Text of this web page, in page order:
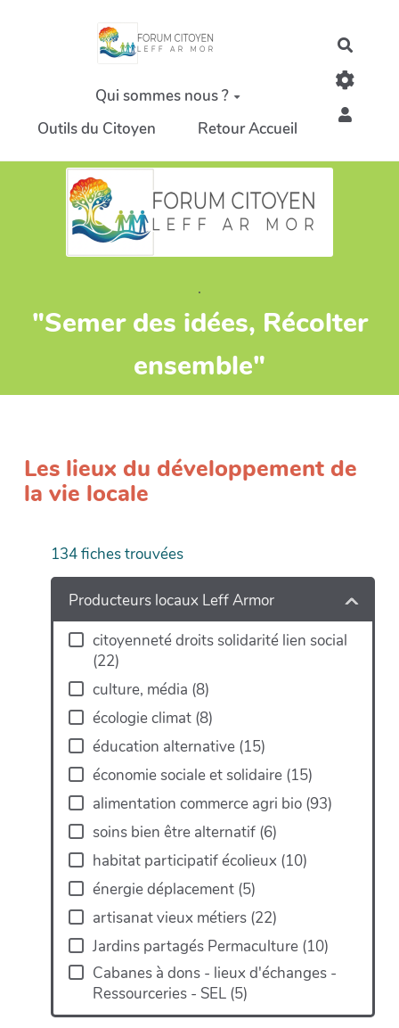
Aller au contenu principal
Qui sommes nous ?
Outils du Citoyen
Retour Accueil
.
"Semer des idées, Récolter
ensemble"
Les lieux du développement de
la vie locale
134fiches trouvées
Producteurs locaux Leff Armor
citoyenneté droits solidarité lien social
(22)
culture, média (8)
écologie climat (8)
éducation alternative (15)
économie sociale et solidaire (15)
alimentation commerce agri bio (93)
soins bien être alternatif (6)
habitat participatif écolieux (10)
énergie déplacement (5)
artisanat vieux métiers (22)
Jardins partagés Permaculture (10)
Cabanes à dons - lieux d'échanges -
Ressourceries - SEL (5)